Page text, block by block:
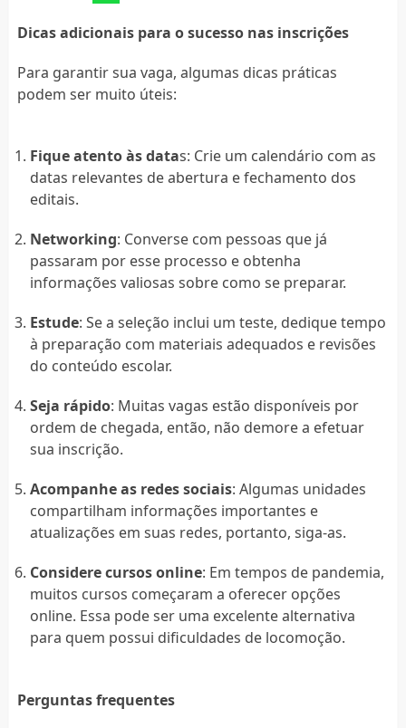
Dicas adicionais para o sucesso nas inscrições
Para garantir sua vaga, algumas dicas práticas
podem ser muito úteis:
Fique atento às datas: Crie um calendário com as
datas relevantes de abertura e fechamento dos
editais.
Networking: Converse com pessoas que já
passaram por esse processo e obtenha
informações valiosas sobre como se preparar.
Estude: Se a seleção inclui um teste, dedique tempo
à preparação com materiais adequados e revisões
do conteúdo escolar.
Seja rápido: Muitas vagas estão disponíveis por
ordem de chegada, então, não demore a efetuar
sua inscrição.
Acompanhe as redes sociais: Algumas unidades
compartilham informações importantes e
atualizações em suas redes, portanto, siga-as.
Considere cursos online: Em tempos de pandemia,
muitos cursos começaram a oferecer opções
online. Essa pode ser uma excelente alternativa
para quem possui dificuldades de locomoção.
Perguntas frequentes